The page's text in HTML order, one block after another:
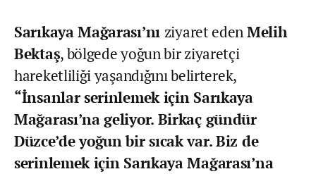
Sarıkaya Mağarası’nı ziyaret edenMelih
Bektaş, bölgede yoğun bir ziyaretçi
hareketliliği yaşandığını belirterek,
“İnsanlar serinlemek için Sarıkaya
Mağarası’na geliyor. Birkaç gündür
Düzce’de yoğun bir sıcak var. Biz de
serinlemek için Sarıkaya Mağarası’na